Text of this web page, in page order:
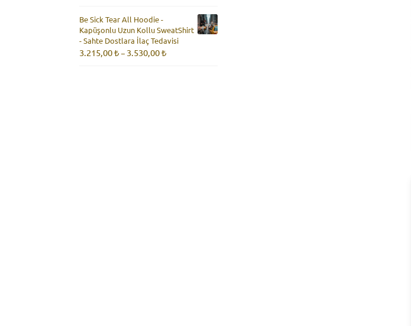
3.160,00 ₺
Be Sick Tear All Hoodie -
Kapüşonlu Uzun Kollu SweatShirt
- Sahte Dostlara İlaç Tedavisi
3.215,00₺ – 3.530,00₺